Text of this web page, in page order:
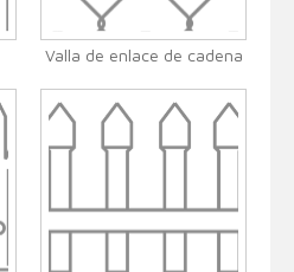
Valla de enlace de cadena